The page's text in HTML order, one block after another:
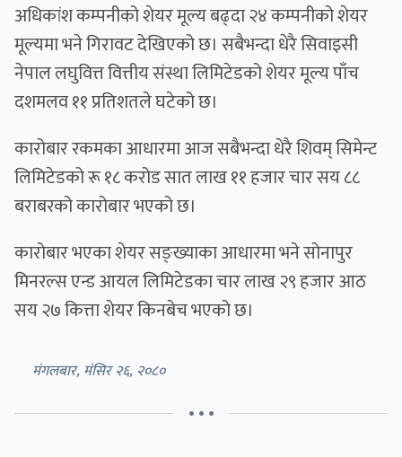
अधिकांश कम्पनीको शेयर मूल्य बढ्दा २४ कम्पनीको शेयर
मूल्यमा भने गिरावट देखिएको छ। सबैभन्दा धेरै सिवाइसी
नेपाल लघुवित्त वित्तीय संस्था लिमिटेडको शेयर मूल्य पाँच
दशमलव ११ प्रतिशतले घटेको छ।
कारोबार रकमका आधारमा आज सबैभन्दा धेरै शिवम् सिमेन्ट
लिमिटेडको रू १८ करोड सात लाख ११ हजार चार सय ८८
बराबरको कारोबार भएको छ।
कारोबार भएका शेयर सङ्ख्याका आधारमा भने सोनापुर
मिनरल्स एन्ड आयल लिमिटेडका चार लाख २९ हजार आठ
सय २७ कित्ता शेयर किनबेच भएको छ।
मंगलबार, मंसिर २६, २०८०
• • •